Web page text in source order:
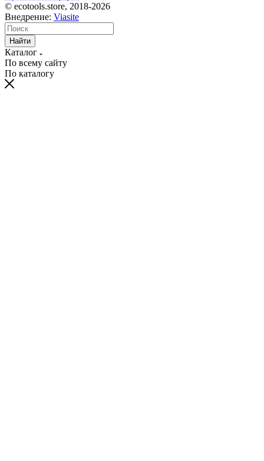
© ecotools.store, 2018-2026
Внедрение: Viasite
Найти
Каталог
По всему сайту
По каталогу